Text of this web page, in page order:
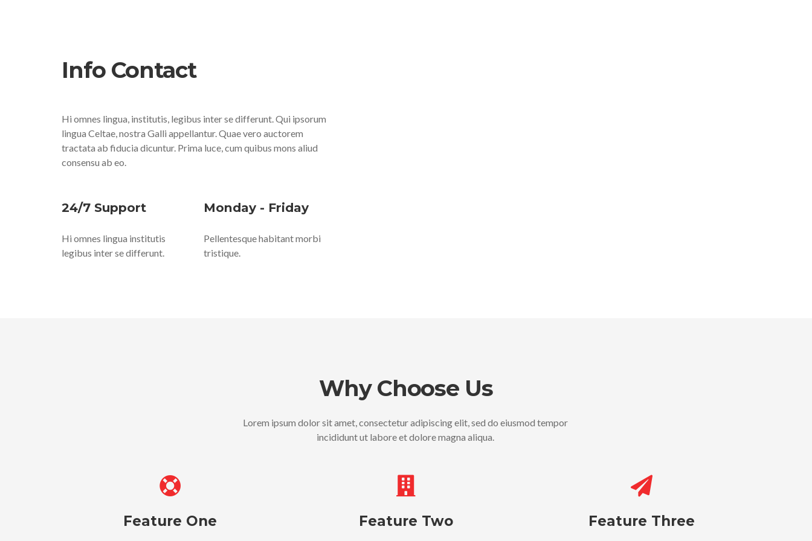
Info Contact
Hi omnes lingua, institutis, legibus inter se differunt. Qui ipsorum
lingua Celtae, nostra Galli appellantur. Quae vero auctorem
tractata ab fiducia dicuntur. Prima luce, cum quibus mons aliud
consensu ab eo.
24/7 Support
Hi omnes lingua institutis
legibus inter se differunt.
Monday - Friday
Pellentesque habitant morbi
tristique.
Why Choose Us
Lorem ipsum dolor sit amet, consectetur adipiscing elit, sed do eiusmod tempor
incididunt ut labore et dolore magna aliqua.
Feature One Feature Two Feature Three